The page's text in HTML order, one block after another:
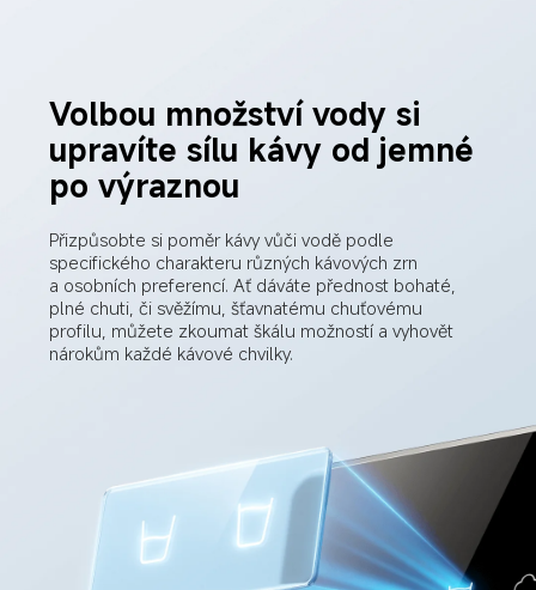
Volbou množství vody si
upravíte sílu kávy od jemné
po výraznou
Přizpůsobte si poměr kávy vůči vodě podle
specifického charakteru různých kávových zrn
a osobních preferencí. Ať dáváte přednost bohaté,
plné chuti, či svěžímu, šťavnatému chuťovému
profilu, můžete zkoumat škálu možností a vyhovět
nárokům každé kávové chvilky.